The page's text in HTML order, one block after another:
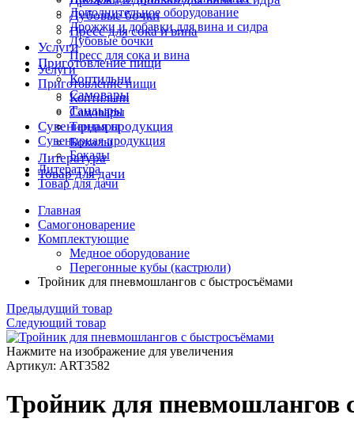
Дубовые бочки
Пресс для сока и вина
Услуги
Приготовление пищи
Коптильни
Самовары
Тандыры
Сувенирная продукция
Бокалы
Литература
Товар для дачи
Дополнительное оборудование
Дрожжи и добавки для вина и сидра
Дубовые бочки
Пресс для сока и вина
Услуги
Приготовление пищи
Коптильни
Самовары
Тандыры
Сувенирная продукция
Бокалы
Литература
Товар для дачи
Главная
Самогоноварение
Комплектующие
Медное оборудование
Перегонные кубы (кастрюли)
Тройник для пневмошлангов с быстросъёмами
Предыдущий товар
Следующий товар
Нажмите на изображение для увеличения
Артикул: ART3582
Тройник для пневмошлангов